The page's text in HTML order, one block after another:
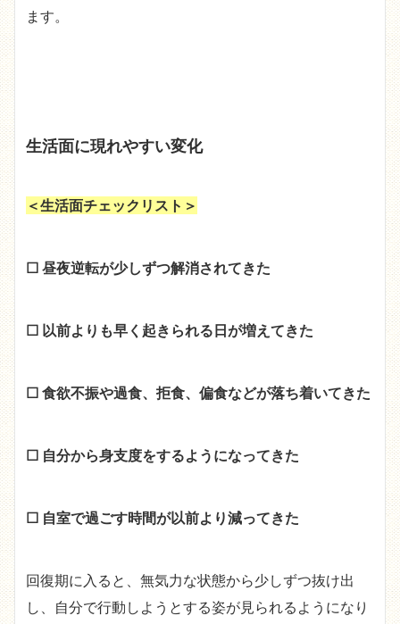
ます。
生活面に現れやすい変化
＜生活面チェックリスト＞
☐ 昼夜逆転が少しずつ解消されてきた
☐ 以前よりも早く起きられる日が増えてきた
☐ 食欲不振や過食、拒食、偏食などが落ち着いてきた
☐ 自分から身支度をするようになってきた
☐ 自室で過ごす時間が以前より減ってきた
回復期に入ると、無気力な状態から少しずつ抜け出
し、自分で行動しようとする姿が見られるようになり